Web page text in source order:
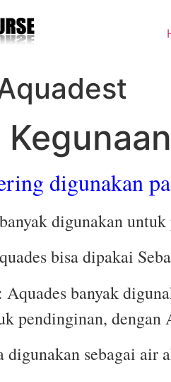
digunakan
digunakan
bisa dipakai
: Aquades banyak
pendinginan, dengan
digunakan sebagai air